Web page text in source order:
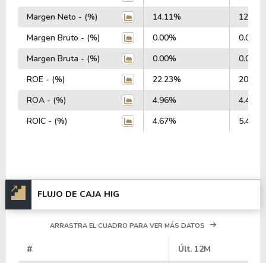
Margen Neto - (%)
14.11%
Margen Bruto - (%)
0.00%
0.00%
Margen Bruta - (%)
0.00%
0.00%
ROE - (%)
22.23%
ROA - (%)
4.96%
4.46%
ROIC - (%)
4.67% 5.46%
FLUJO DE CAJA HIG
ARRASTRA EL CUADRO PARA VER MÁS DATOS
# Últ. 12M